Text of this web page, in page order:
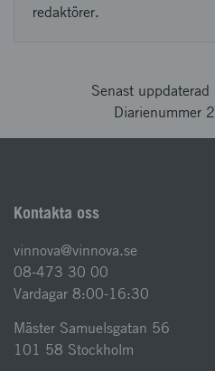
redaktörer.
Senast
Diarienummer
Kontakta oss
vinnova@vinnova.se
08-473 30 00
Vardagar 8:00-16:30
Mäster Samuelsgatan 56
101 58 Stockholm